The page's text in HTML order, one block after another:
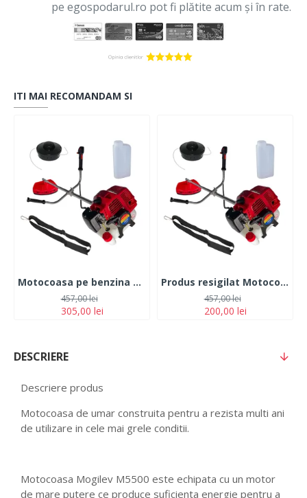
pe egospodarul.ro pot fi plătite acum și în rate.
ITI MAI RECOMANDAM SI
Motocoasa pe benzina TOMS 7.5 CP 12.000 rpm
305,00 lei
457,00 lei
Produs resigilat Motocoasa pe benzina TOMS 7.5 CP 12.000 rpm
200,00 lei
457,00 lei
DESCRIERE
Descriere produs
Motocoasa de umar construita pentru a rezista multi ani
de utilizare in cele mai grele conditii.
Motocoasa Mogilev M5500 este echipata cu un motor
de mare putere ce produce suficienta energie pentru a